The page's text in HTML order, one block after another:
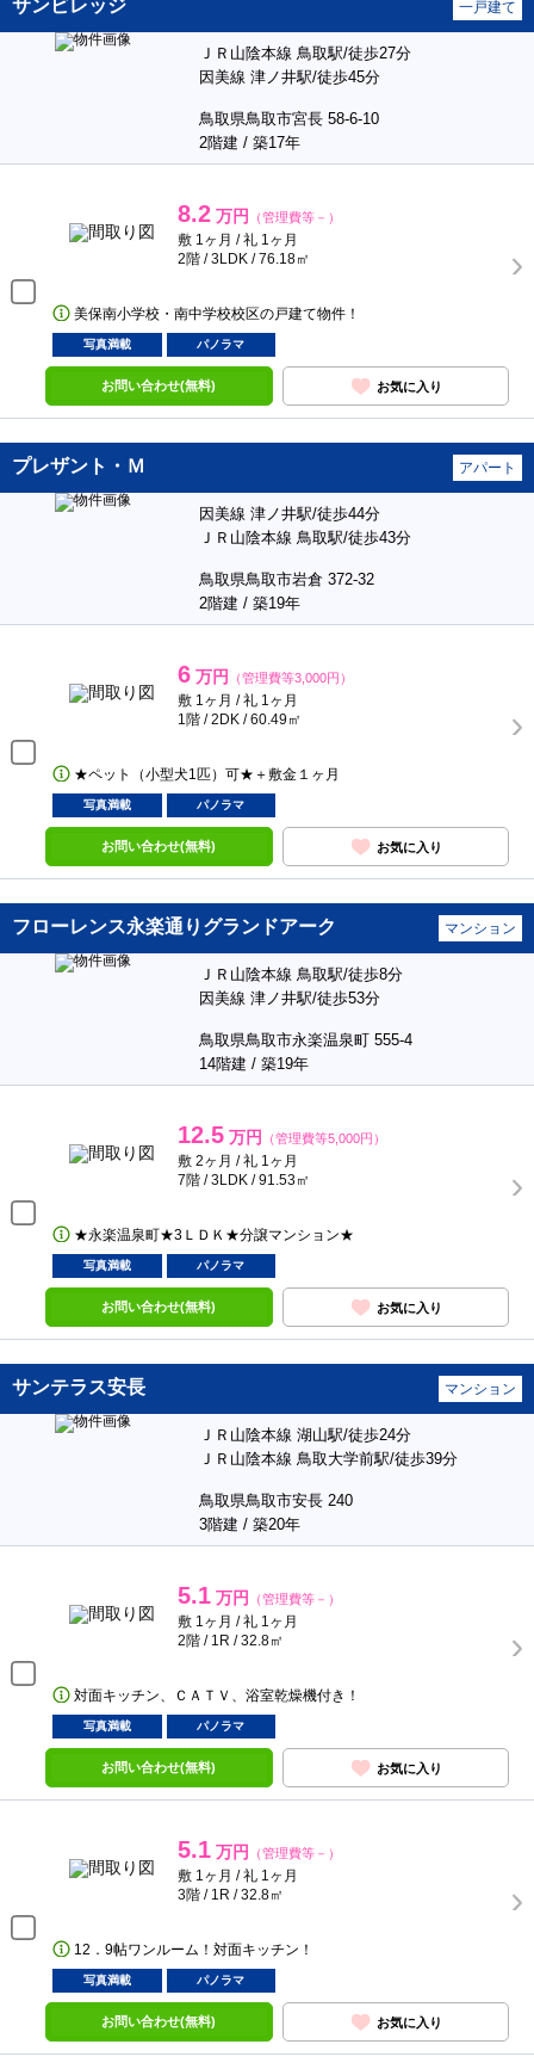
サンビレッジ 一戸建て
ＪＲ山陰本線 鳥取駅/徒歩27分
因美線 津ノ井駅/徒歩45分
鳥取県鳥取市宮長 58-6-10
2階建 / 築17年
8.2 万円 （管理費等－）
敷 1ヶ月 / 礼 1ヶ月
2階 / 3LDK / 76.18㎡
美保南小学校・南中学校校区の戸建て物件！
写真満載 パノラマ
お問い合わせ(無料) お気に入り
プレザント・Ｍ アパート
因美線 津ノ井駅/徒歩44分
ＪＲ山陰本線 鳥取駅/徒歩43分
鳥取県鳥取市岩倉 372-32
2階建 / 築19年
6 万円 （管理費等3,000円）
敷 1ヶ月 / 礼 1ヶ月
1階 / 2DK / 60.49㎡
★ペット（小型犬1匹）可★＋敷金１ヶ月
写真満載 パノラマ
お問い合わせ(無料) お気に入り
フローレンス永楽通りグランドアーク マンション
ＪＲ山陰本線 鳥取駅/徒歩8分
因美線 津ノ井駅/徒歩53分
鳥取県鳥取市永楽温泉町 555-4
14階建 / 築19年
12.5 万円 （管理費等5,000円）
敷 2ヶ月 / 礼 1ヶ月
7階 / 3LDK / 91.53㎡
★永楽温泉町★3ＬＤＫ★分譲マンション★
写真満載 パノラマ
お問い合わせ(無料) お気に入り
サンテラス安長 マンション
ＪＲ山陰本線 湖山駅/徒歩24分
ＪＲ山陰本線 鳥取大学前駅/徒歩39分
鳥取県鳥取市安長 240
3階建 / 築20年
5.1 万円 （管理費等－）
敷 1ヶ月 / 礼 1ヶ月
2階 / 1R / 32.8㎡
対面キッチン、ＣＡＴＶ、浴室乾燥機付き！
写真満載 パノラマ
お問い合わせ(無料) お気に入り
5.1 万円 （管理費等－）
敷 1ヶ月 / 礼 1ヶ月
3階 / 1R / 32.8㎡
12．9帖ワンルーム！対面キッチン！
写真満載 パノラマ
お問い合わせ(無料) お気に入り